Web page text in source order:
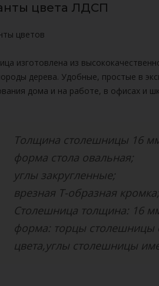
цвета ЛДСП
изготовлена из
дерева. Удобные, простые в
дома и на работе, в офисах и
Толщина столешницы 16
форма стола овальная;
углы закругленные;
врезная Т-образная
Столешница толщина: 16
форма: торцы столешницы
цвета,углы столешницы